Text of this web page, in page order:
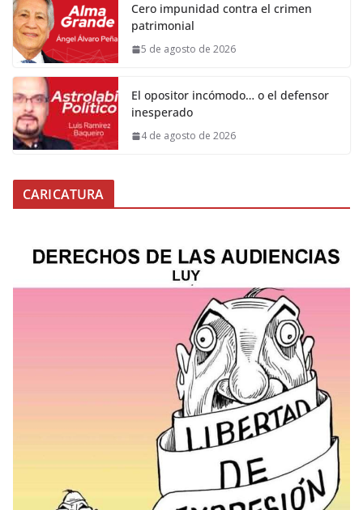
Cero impunidad contra el crimen
patrimonial
5 de agosto de 2026
El opositor incómodo… o el defensor
inesperado
4 de agosto de 2026
CARICATURA